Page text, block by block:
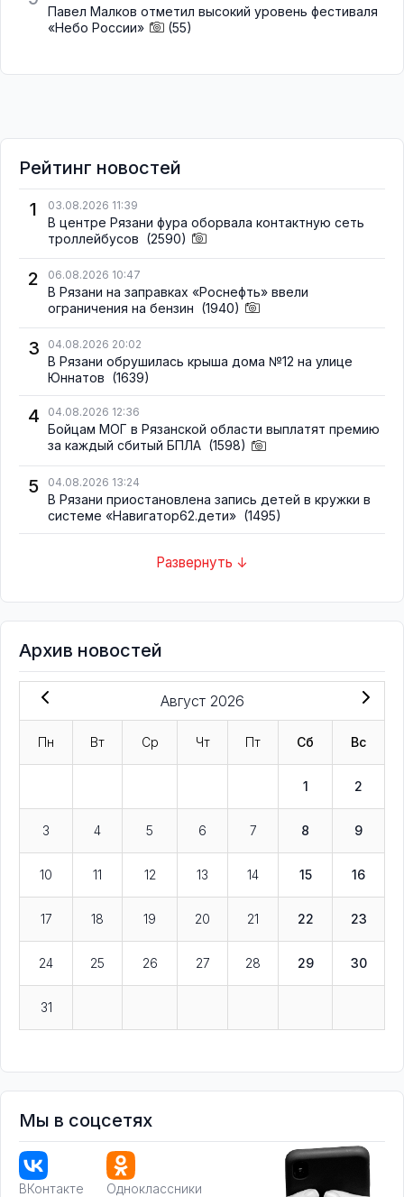
Павел Малков отметил высокий уровень фестиваля
«Небо России»
(55)
Рейтинг новостей
1
03.08.2026 11:39
В центре Рязани фура оборвала контактную сеть
троллейбусов (2590)
2 06.08.2026 10:47
В Рязани на заправках «Роснефть» ввели
ограничения на бензин (1940)
3 04.08.2026 20:02
В Рязани обрушилась крыша дома №12 на улице
Юннатов (1639)
4 04.08.2026 12:36
Бойцам МОГ в Рязанской области выплатят премию
за каждый сбитый БПЛА (1598)
5 04.08.2026 13:24
В Рязани приостановлена запись детей в кружки в
системе «Навигатор62.дети» (1495)
Развернуть ↓
Архив новостей
Август 2026
Пн Вт Ср Чт Пт Сб Вс
1 2
3 4 5 6 7 8 9
10 11 12 13 14 15 16
17 18 19 20 21 22 23
24 25 26 27 28 29 30
31
Мы в соцсетях
ВКонтакте Одноклассники